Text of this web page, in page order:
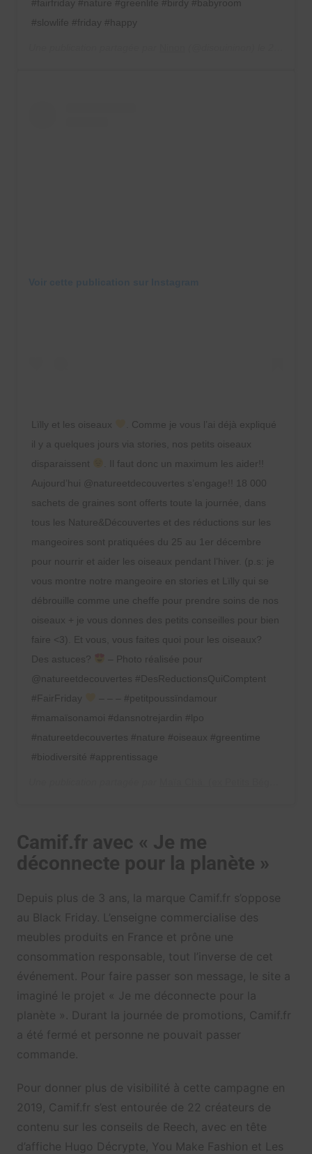
#fairfriday #nature #greenlife #birdy #babyroom
#slowlife #friday #happy
Lïlly et les oiseaux
. Comme je vous l’ai déjà expliqué
il y a quelques jours via stories, nos petits oiseaux
disparaissent
. Il faut donc un maximum les aider!!
Aujourd’hui @natureetdecouvertes s’engage!! 18 000
sachets de graines sont offerts toute la journée, dans
tous les Nature&Découvertes et des réductions sur les
mangeoires sont pratiquées du 25 au 1er décembre
pour nourrir et aider les oiseaux pendant l’hiver. (p.s: je
vous montre notre mangeoire en stories et Lïlly qui se
débrouille comme une cheffe pour prendre soins de nos
oiseaux + je vous donnes des petits conseilles pour bien
faire <3). Et vous, vous faites quoi pour les oiseaux?
Des astuces?
– Photo réalisée pour
@natureetdecouvertes #DesReductionsQuiComptent
#FairFriday
– – – #petitpoussïndamour
#mamaïsonamoi #dansnotrejardin #lpo
#natureetdecouvertes #nature #oiseaux #greentime
#biodiversité #apprentissage
Camif.fr avec « Je me
déconnecte pour la planète »
Depuis plus de 3 ans, la marque Camif.fr s’oppose
au Black Friday. L’enseigne commercialise des
meubles produits en France et prône une
consommation responsable, tout l’inverse de cet
événement. Pour faire passer son message, le site a
imaginé le projet « Je me déconnecte pour la
planète ». Durant la journée de promotions, Camif.fr
a été fermé et personne ne pouvait passer
commande.
Pour donner plus de visibilité à cette campagne en
2019, Camif.fr s’est entourée de 22 créateurs de
contenu sur les conseils de Reech, avec en tête
d’affiche Hugo Décrypte, You Make Fashion et Les